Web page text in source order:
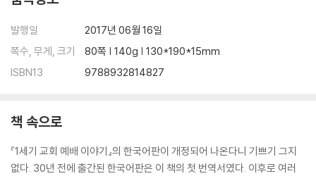
발행일
2017년 06월 16일
쪽수, 무게, 크기
80쪽 | 140g | 130*190*15mm
ISBN13
9788932814827
책 속으로
『1세기 교회 예배 이야기』의 한국어판이 개정되어 나온다니 기쁘기 그지
없다. 30년 전에 출간된 한국어판은 이 책의 첫 번역서였다. 이후로 여러